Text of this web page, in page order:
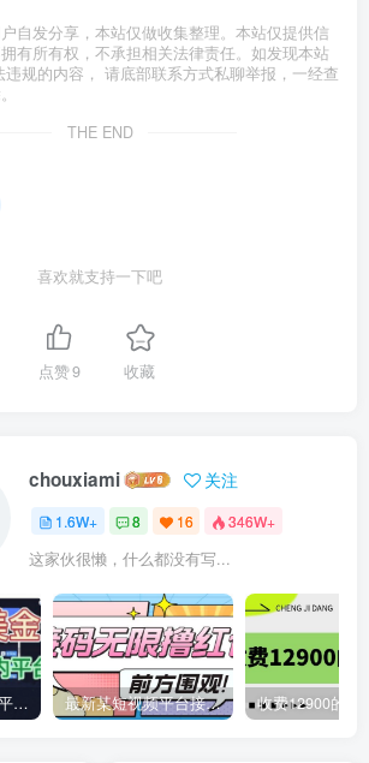
自发分享，本站仅做收集整理。本站仅提供信
有所有权，不承担相关法律责任。如发现本站
规的内容， 请底部联系方式私聊举报，一经查
THE END
喜欢就支持一下吧
点赞9 收藏
chouxiami 关注
1.6W+ 8 16 346W+
这家伙很懒，什么都没有写...
国外玩游戏赚美金平台，一个游戏60+，收益碾压国内所有平台 最新某短视频平台接码看广告，无限撸1.3元项目【软件+详细操作教程】